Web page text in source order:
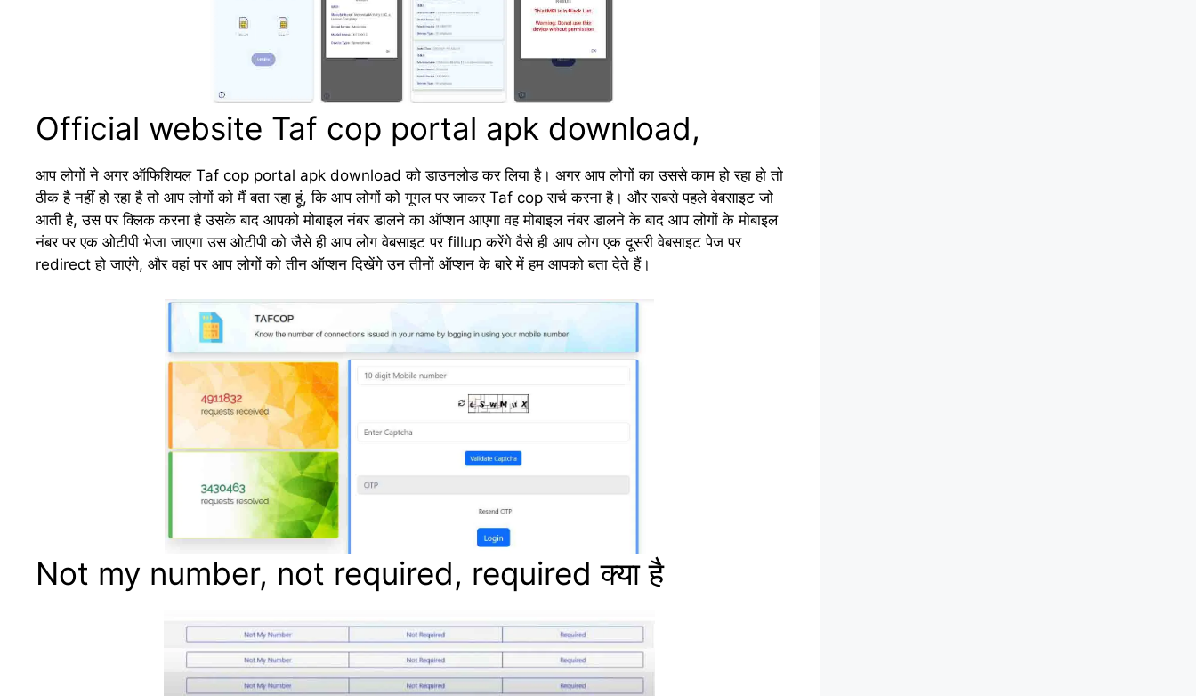
Official website Taf cop portal apk download,
आप लोगों ने अगर ऑफिशियल Taf cop portal apk download को डाउनलोड कर लिया है। अगर आप लोगों का उससे काम हो रहा हो तो
ठीक है नहीं हो रहा है तो आप लोगों को मैं बता रहा हूं, कि आप लोगों को गूगल पर जाकर Taf cop सर्च करना है। और सबसे पहले वेबसाइट जो
आती है, उस पर क्लिक करना है उसके बाद आपको मोबाइल नंबर डालने का ऑप्शन आएगा वह मोबाइल नंबर डालने के बाद आप लोगों के मोबाइल
नंबर पर एक ओटीपी भेजा जाएगा उस ओटीपी को जैसे ही आप लोग वेबसाइट पर fillup करेंगे वैसे ही आप लोग एक दूसरी वेबसाइट पेज पर
redirect हो जाएंगे, और वहां पर आप लोगों को तीन ऑप्शन दिखेंगे उन तीनों ऑप्शन के बारे में हम आपको बता देते हैं।
Not my number, not required, required क्या है